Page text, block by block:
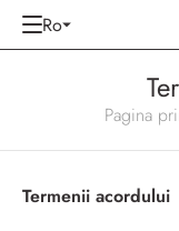
Ro
Pagina
Termenii acordului